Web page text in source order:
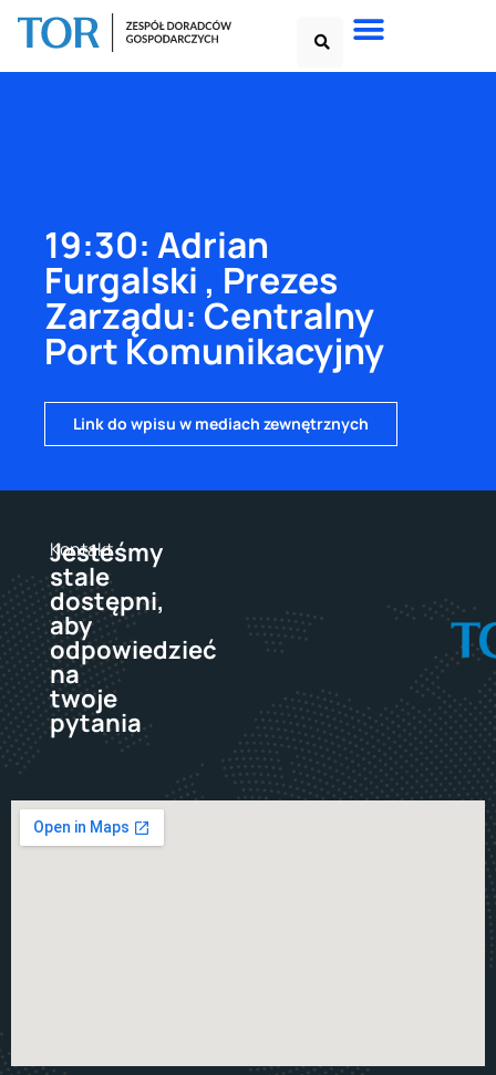
19:30: Adrian
Furgalski , Prezes
Zarządu: Centralny
Port Komunikacyjny
Link do wpisu w mediach zewnętrznych
Kontakt
Jesteśmy
stale
dostępni,
aby
odpowiedzieć
na
twoje
pytania